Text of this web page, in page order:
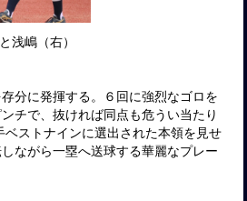
浅嶋（右）
分に発揮する。６回に強烈なゴロを
チで、抜ければ同点も危うい当たり
ストナインに選出された本領を見せ
ながら一塁へ送球する華麗なプレー